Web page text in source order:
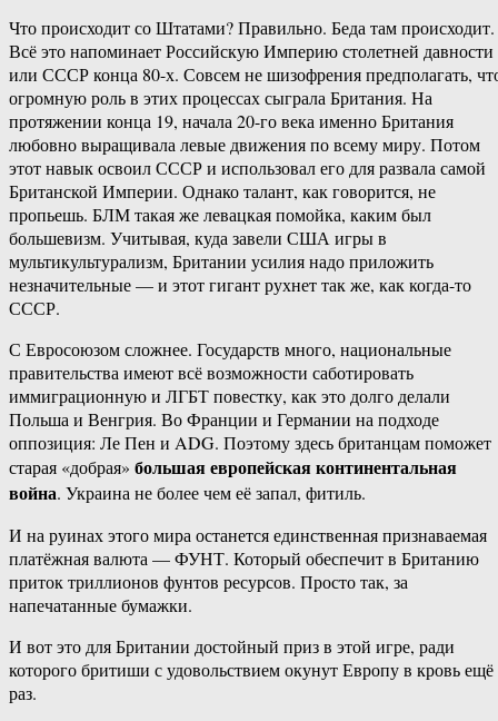
Что происходит со Штатами? Правильно. Беда там происходит.
Всё это напоминает Российскую Империю столетней давности
или СССР конца 80-х. Совсем не шизофрения предполагать,
огромную роль в этих процессах сыграла Британия. На
протяжении конца 19, начала 20-го века именно Британия
любовно выращивала левые движения по всему миру. Потом
этот навык освоил СССР и использовал его для развала самой
Британской Империи. Однако талант, как говорится, не
пропьешь. БЛМ такая же левацкая помойка, каким был
большевизм. Учитывая, куда завели США игры в
мультикультурализм, Британии усилия надо приложить
незначительные — и этот гигант рухнет так же, как когда-то
СССР.
С Евросоюзом сложнее. Государств много, национальные
правительства имеют всё возможности саботировать
иммиграционную и ЛГБТ повестку, как это долго делали
Польша и Венгрия. Во Франции и Германии на подходе
оппозиция: Ле Пен и ADG. Поэтому здесь британцам поможет
старая «добрая» большая европейская континентальная
война. Украина не более чем её запал, фитиль.
И на руинах этого мира останется единственная признаваемая
платёжная валюта — ФУНТ. Который обеспечит в Британию
приток триллионов фунтов ресурсов. Просто так, за
напечатанные бумажки.
И вот это для Британии достойный приз в этой игре, ради
которого бритиши с удовольствием окунут Европу в кровь ещё
раз.